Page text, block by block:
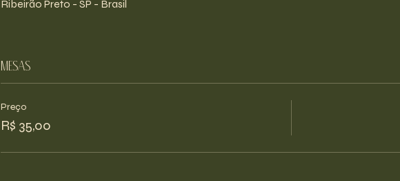
Ribeirão Preto - SP - Brasil
Mesas
Preço
R$ 35,00